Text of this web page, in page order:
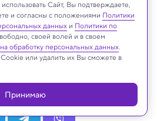
использованы материалы
Facebook и Instagram,
является компания Meta
на территории
Принимаю
Сайт, Вы подтверждаете,
и согласны с положениями Политики
данных и Политики по
своей волей и в своем
обработку персональных данных.
или удалить их Вы сможете в